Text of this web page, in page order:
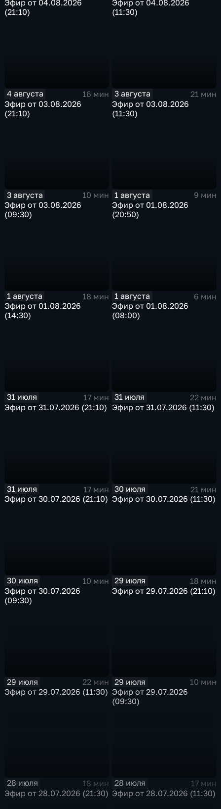
Эфир от 04.08.2026
(21:10)
Эфир от 04.08.2026
(11:30)
4 августа
16 мин
Эфир от 03.08.2026
(21:10)
3 августа
21 мин
Эфир от 03.08.2026
(11:30)
3 августа
10 мин
Эфир от 03.08.2026
(09:30)
1 августа
9 мин
Эфир от 01.08.2026
(20:50)
1 августа
18 мин
Эфир от 01.08.2026
(14:30)
1 августа
6 мин
Эфир от 01.08.2026
(08:00)
31 июля
17 мин
Эфир от 31.07.2026 (21:10)
31 июля
22 мин
Эфир от 31.07.2026 (11:30)
31 июля
17 мин
Эфир от 30.07.2026 (21:10)
30 июля
21 мин
Эфир от 30.07.2026 (11:30)
30 июля
10 мин
Эфир от 30.07.2026
(09:30)
29 июля
18 мин
Эфир от 29.07.2026 (21:10)
29 июля
22 мин
Эфир от 29.07.2026 (11:30)
29 июля
10 мин
Эфир от 29.07.2026
(09:30)
28 июля
18 мин
Эфир от 28.07.2026 (21:30)
28 июля
17 мин
Эфир от 28.07.2026 (11:30)